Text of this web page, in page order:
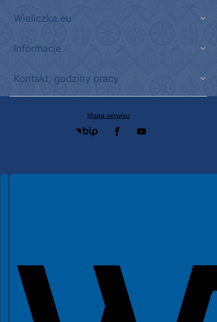
Wieliczka.eu
Informacje
Kontakt, godziny pracy
Mapa serwisu
Spełniamy standardy WCAG 2.2
Spełniamy standardy W3C